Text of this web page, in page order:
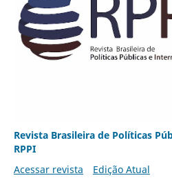
Revista Brasileira de Políticas
RPPI
Acessar revista
Edição Atual